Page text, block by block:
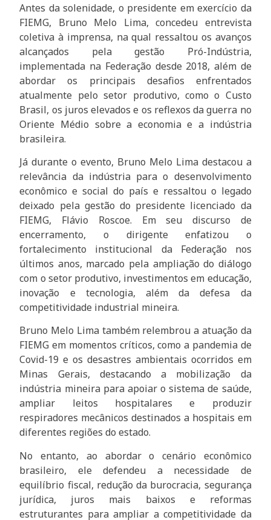
Antes da solenidade, o presidente em exercício da
FIEMG, Bruno Melo Lima, concedeu entrevista
coletiva à imprensa, na qual ressaltou os avanços
alcançados pela gestão Pró-Indústria,
implementada na Federação desde 2018, além de
abordar os principais desafios enfrentados
atualmente pelo setor produtivo, como o Custo
Brasil, os juros elevados e os reflexos da guerra no
Oriente Médio sobre a economia e a indústria
brasileira.
Já durante o evento, Bruno Melo Lima destacou a
relevância da indústria para o desenvolvimento
econômico e social do país e ressaltou o legado
deixado pela gestão do presidente licenciado da
FIEMG, Flávio Roscoe. Em seu discurso de
encerramento, o dirigente enfatizou o
fortalecimento institucional da Federação nos
últimos anos, marcado pela ampliação do diálogo
com o setor produtivo, investimentos em educação,
inovação e tecnologia, além da defesa da
competitividade industrial mineira.
Bruno Melo Lima também relembrou a atuação da
FIEMG em momentos críticos, como a pandemia de
Covid-19 e os desastres ambientais ocorridos em
Minas Gerais, destacando a mobilização da
indústria mineira para apoiar o sistema de saúde,
ampliar leitos hospitalares e produzir
respiradores mecânicos destinados a hospitais em
diferentes regiões do estado.
No entanto, ao abordar o cenário econômico
brasileiro, ele defendeu a necessidade de
equilíbrio fiscal, redução da burocracia, segurança
jurídica, juros mais baixos e reformas
estruturantes para ampliar a competitividade da